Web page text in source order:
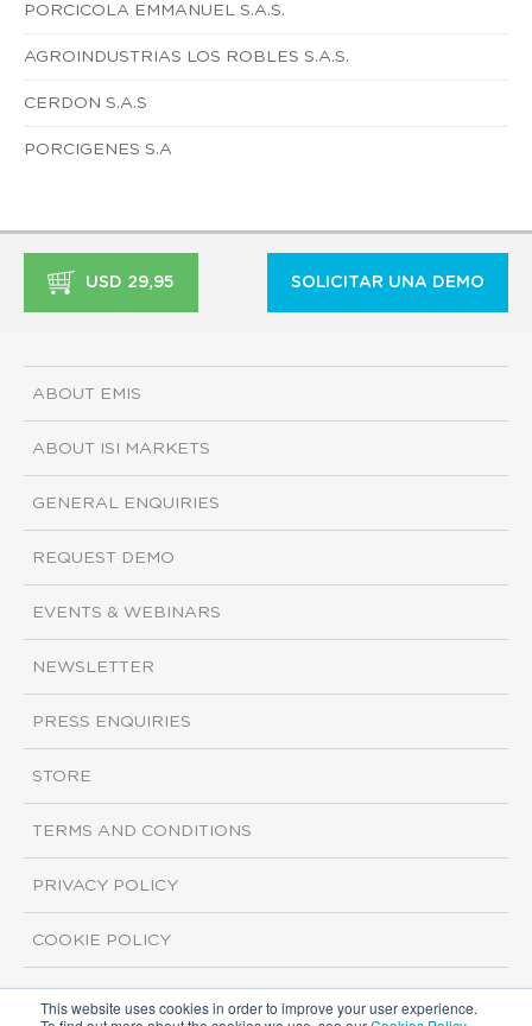
This website uses cookies in order to improve your user experience.
PORCICOLA EMMANUEL S.A.S.
AGROINDUSTRIAS LOS ROBLES S.A.S.
CERDON S.A.S
PORCIGENES S.A
USD 29,95 SOLICITAR UNA DEMO
ABOUT EMIS
ABOUT ISI MARKETS
GENERAL ENQUIRIES
REQUEST DEMO
EVENTS & WEBINARS
NEWSLETTER
PRESS ENQUIRIES
STORE
TERMS AND CONDITIONS
PRIVACY POLICY
COOKIE POLICY
Copyright ©2026 ISI Markets. All rights reserved.